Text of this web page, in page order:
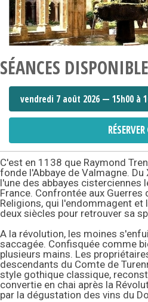
SÉANCES
RÉSERVER
C'est en 1138 que Raymond
fonde l'Abbaye de Valmagne.
l'une des abbayes cisterciennes
France. Confrontée aux Guerres
Religions, qui l'endommagent et
deux siècles pour retrouver sa
A la révolution, les moines
saccagée. Confisquée comme
plusieurs mains. Les
descendants du Comte de
style gothique classique,
convertie en chai après la
par la dégustation des vins du